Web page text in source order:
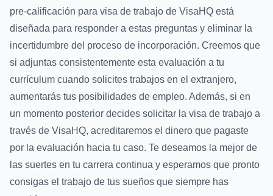
pre-calificación para visa de trabajo de VisaHQ está
diseñada para responder a estas preguntas y eliminar la
incertidumbre del proceso de incorporación. Creemos que
si adjuntas consistentemente esta evaluación a tu
currículum cuando solicites trabajos en el extranjero,
aumentarás tus posibilidades de empleo. Además, si en
un momento posterior decides solicitar la visa de trabajo a
través de VisaHQ, acreditaremos el dinero que pagaste
por la evaluación hacia tu caso. Te deseamos la mejor de
las suertes en tu carrera continua y esperamos que pronto
consigas el trabajo de tus sueños que siempre has